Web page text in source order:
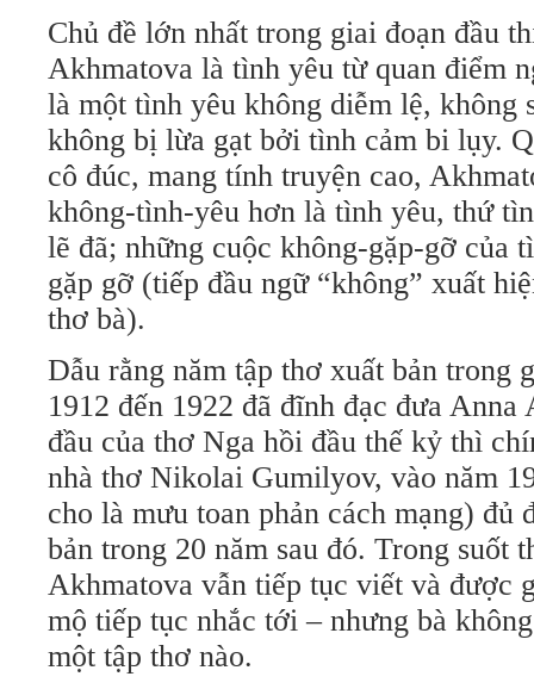
Chủ đề lớn nhất trong giai đoạn đầu
Akhmatova là tình yêu từ quan điểm
là một tình yêu không diễm lệ, không
không bị lừa gạt bởi tình cảm bi lụy.
cô đúc, mang tính truyện cao,
không-tình-yêu hơn là tình yêu, thứ
lẽ đã; những cuộc không-gặp-gỡ của
gặp gỡ (tiếp đầu ngữ “không” xuất
thơ bà).
Dẫu rằng năm tập thơ xuất bản trong
1912 đến 1922 đã đĩnh đạc đưa Anna
đầu của thơ Nga hồi đầu thế kỷ thì
nhà thơ Nikolai Gumilyov, vào năm
cho là mưu toan phản cách mạng) đủ
bản trong 20 năm sau đó. Trong suốt
Akhmatova vẫn tiếp tục viết và được
mộ tiếp tục nhắc tới – nhưng bà
một tập thơ nào.